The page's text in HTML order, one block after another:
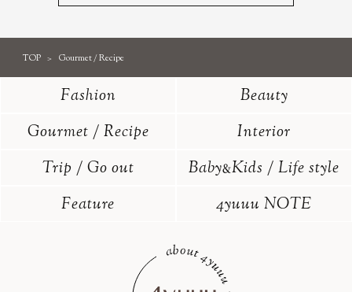
TOP Gourmet / Recipe
Fashion
Beauty
Gourmet / Recipe
Interior
Trip / Go out
Baby&Kids / Life style
Feature
4yuuu NOTE